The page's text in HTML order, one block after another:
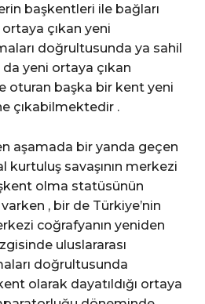
başkentleri ile bağları
çıkan yeni
doğrultusunda ya sahil
yeni ortaya çıkan
oturan başka bir kent yeni
çıkabilmektedir .
bir yanda geçen
kurtuluş savaşının merkezi
olma statüsünün
, bir de Türkiye’nin
coğrafyanın yeniden
uluslararası
doğrultusunda
olarak dayatıldığı ortaya